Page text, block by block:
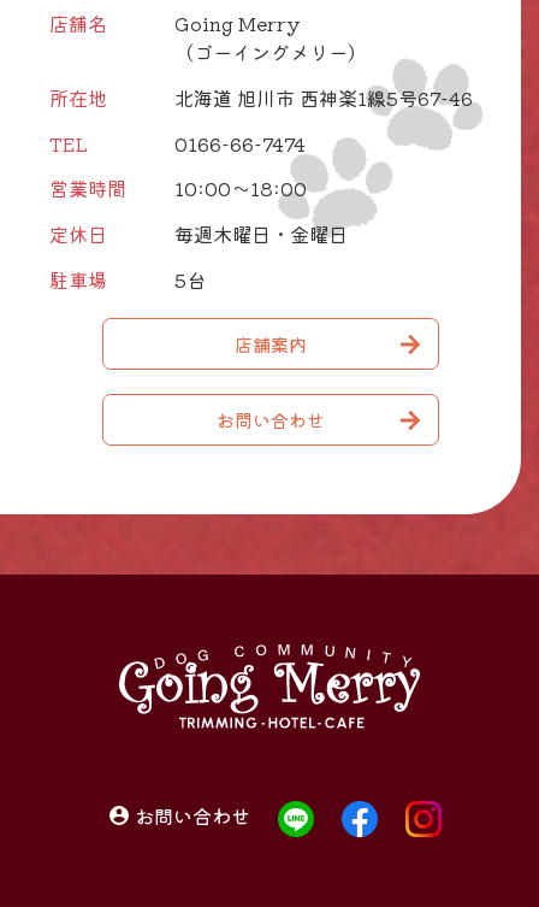
店舗名
Going Merry
（ゴーイングメリー）
所在地
北海道 旭川市 西神楽1線5号67-46
TEL
0166-66-7474
営業時間
10:00～18:00
定休日
毎週木曜日・金曜日
駐車場
5台
店舗案内
お問い合わせ
お問い合わせ